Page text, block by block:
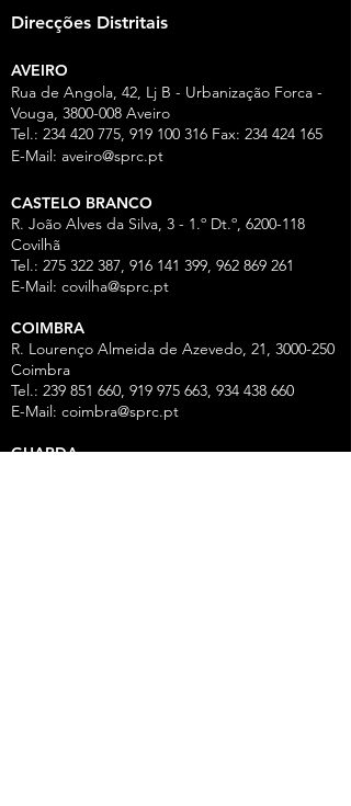
Direcções Distritais
AVEIRO
Rua de Angola, 42, Lj B - Urbanização Forca -
Vouga, 3800-008 Aveiro
Tel.: 234 420 775, 919 100 316 Fax: 234 424 165
E-Mail: aveiro@sprc.pt
CASTELO BRANCO
R. João Alves da Silva, 3 - 1.º Dt.º, 6200-118
Covilhã
Tel.: 275 322 387, 916 141 399, 962 869 261
E-Mail: covilha@sprc.pt
COIMBRA
R. Lourenço Almeida de Azevedo, 21, 3000-250
Coimbra
Tel.: 239 851 660, 919 975 663, 934 438 660
E-Mail: coimbra@sprc.pt
GUARDA